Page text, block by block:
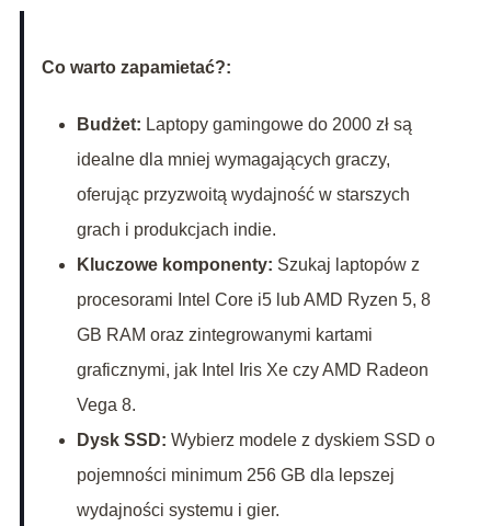
Co warto zapamietać?:
Budżet: Laptopy gamingowe do 2000 zł są
idealne dla mniej wymagających graczy,
oferując przyzwoitą wydajność w starszych
grach i produkcjach indie.
Kluczowe komponenty: Szukaj laptopów z
procesorami Intel Core i5 lub AMD Ryzen 5, 8
GB RAM oraz zintegrowanymi kartami
graficznymi, jak Intel Iris Xe czy AMD Radeon
Vega 8.
Dysk SSD: Wybierz modele z dyskiem SSD o
pojemności minimum 256 GB dla lepszej
wydajności systemu i gier.